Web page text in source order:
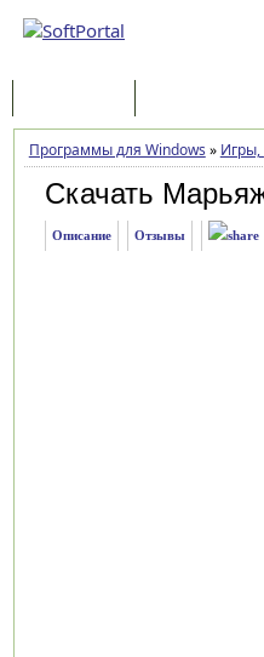
Программы для Windows » Игры,
Скачать
Описание Отзывы